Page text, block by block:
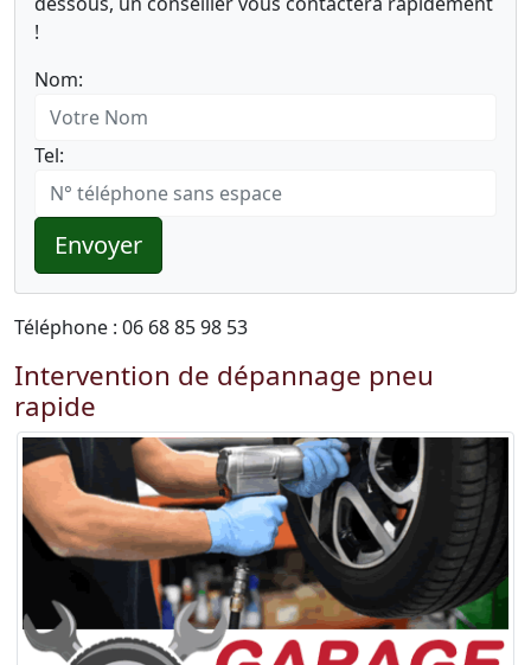
!
Nom:
Tel:
Envoyer
Téléphone : 06 68 85 98 53
Intervention de dépannage pneu
rapide